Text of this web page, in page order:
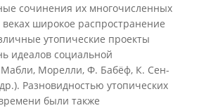
сочинения их многочисленных
широкое распространение
утопические проекты
идеалов социальной
Мабли, Морелли, Ф. Бабёф, К. Сен-
Разновидностью утопических
были также